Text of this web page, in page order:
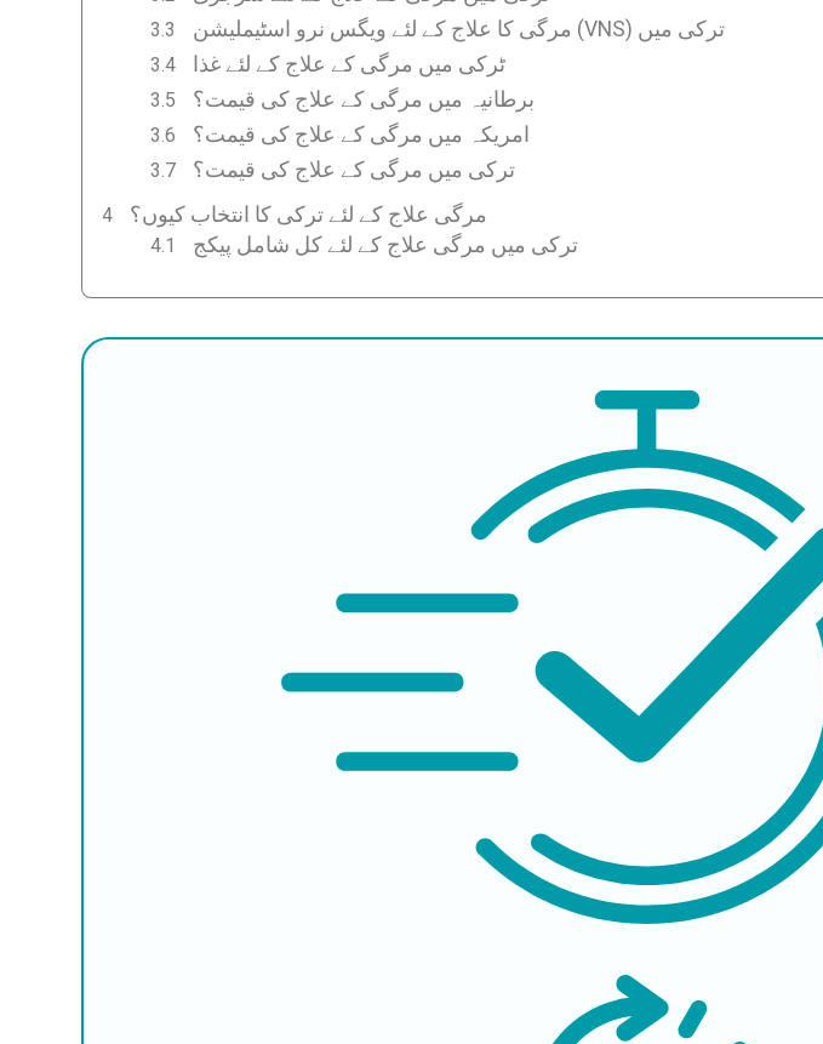
مرگی کا علاج کے لئے ویگس نرو اسٹیملیشن (VNS) ترکی میں
ٹرکی میں مرگی کے علاج کے لئے غذا
برطانیہ میں مرگی کے علاج کی قیمت؟
امریکہ میں مرگی کے علاج کی قیمت؟
ترکی میں مرگی کے علاج کی قیمت؟
مرگی علاج کے لئے ترکی کا انتخاب کیوں؟
ترکی میں مرگی علاج کے لئے کل شامل پیکج